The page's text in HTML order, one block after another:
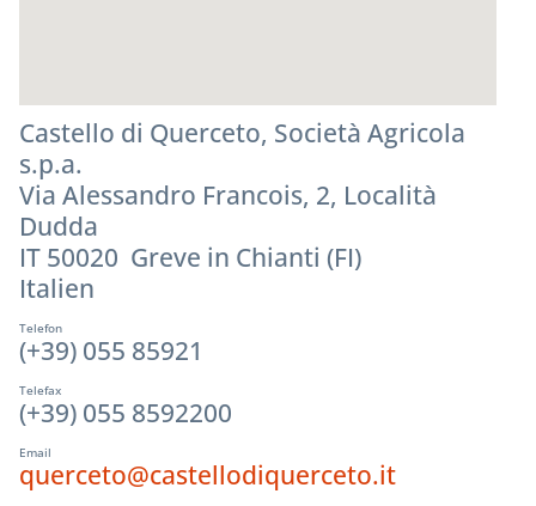
Castello di Querceto, Società Agricola
s.p.a.
Via Alessandro Francois, 2, Località
Dudda
IT 50020 Greve in Chianti (FI)
Italien
Telefon
(+39) 055 85921
Telefax
(+39) 055 8592200
Email
querceto@castellodiquerceto.it